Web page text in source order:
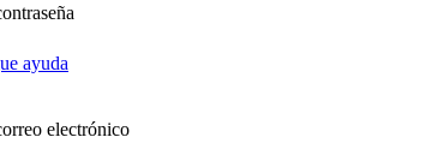
ayuda
electrónico